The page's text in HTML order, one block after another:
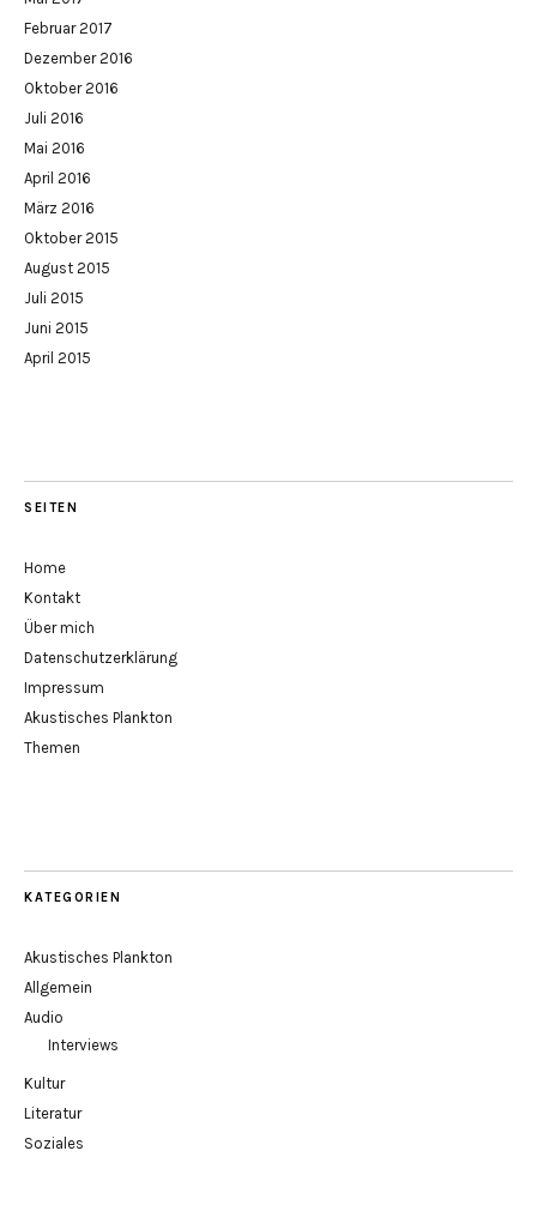
Februar 2017
Dezember 2016
Oktober 2016
Juli 2016
Mai 2016
April 2016
März 2016
Oktober 2015
August 2015
Juli 2015
Juni 2015
April 2015
SEITEN
Home
Kontakt
Über mich
Datenschutzerklärung
Impressum
Akustisches Plankton
Themen
KATEGORIEN
Akustisches Plankton
Allgemein
Audio
Interviews
Kultur
Literatur
Soziales